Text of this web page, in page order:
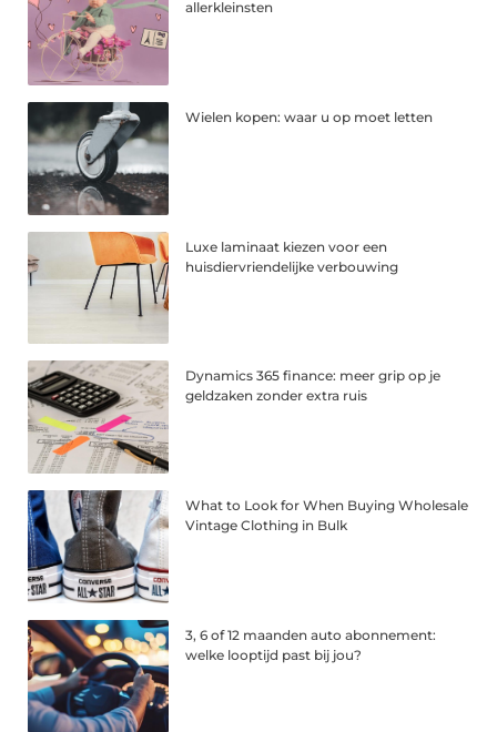
allerkleinsten
Wielen kopen: waar u op moet letten
Luxe laminaat kiezen voor een
huisdiervriendelijke verbouwing
Dynamics 365 finance: meer grip op je
geldzaken zonder extra ruis
What to Look for When Buying Wholesale
Vintage Clothing in Bulk
3, 6 of 12 maanden auto abonnement:
welke looptijd past bij jou?